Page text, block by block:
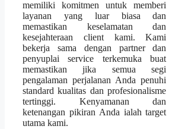
memiliki komitmen untuk memberi
layanan yang luar biasa dan
memastikan keselamatan dan
kesejahteraan client kami. Kami
bekerja sama dengan partner dan
penyuplai service terkemuka buat
memastikan jika semua segi
pengalaman perjalanan Anda penuhi
standard kualitas dan profesionalisme
tertinggi. Kenyamanan dan
ketenangan pikiran Anda ialah target
utama kami.